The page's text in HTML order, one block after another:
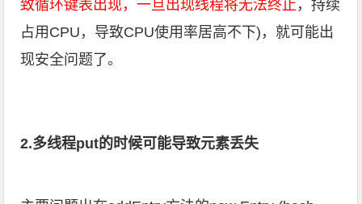
致循环键表出现，一旦出现线程将无法终止 ，持续
占用CPU，导致CPU使用率居高不下)，就可能出
现安全问题了。
2.多线程put的时候可能导致元素丢失